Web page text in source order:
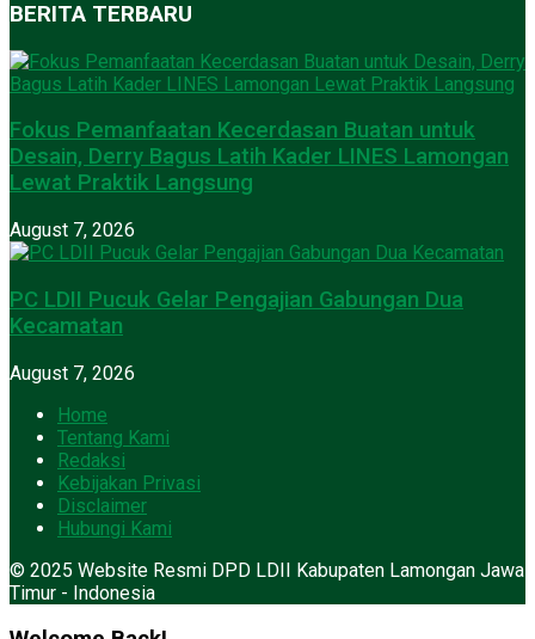
BERITA TERBARU
Fokus Pemanfaatan Kecerdasan Buatan untuk
Desain, Derry Bagus Latih Kader LINES Lamongan
Lewat Praktik Langsung
August 7, 2026
PC LDII Pucuk Gelar Pengajian Gabungan Dua
Kecamatan
August 7, 2026
Home
Tentang Kami
Redaksi
Kebijakan Privasi
Disclaimer
Hubungi Kami
© 2025 Website Resmi DPD LDII Kabupaten Lamongan Jawa
Timur - Indonesia